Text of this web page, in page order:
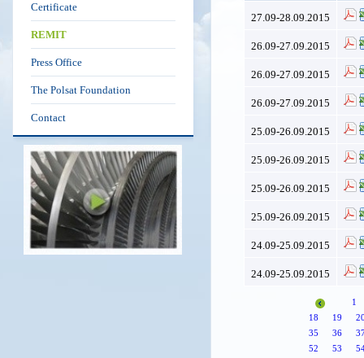
Certificate
REMIT
Press Office
The Polsat Foundation
Contact
27.09-28.09.2015
26.09-27.09.2015
26.09-27.09.2015
26.09-27.09.2015
25.09-26.09.2015
25.09-26.09.2015
25.09-26.09.2015
25.09-26.09.2015
24.09-25.09.2015
24.09-25.09.2015
1
18
19
35
36
52
53